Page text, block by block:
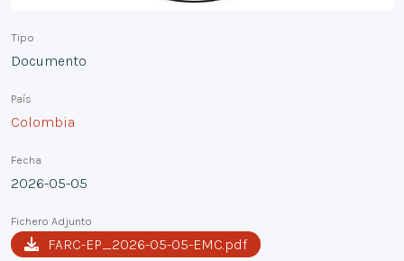
Tipo
Documento
País
Colombia
Fecha
2026-05-05
Fichero Adjunto
FARC-EP_2026-05-05-EMC.pdf